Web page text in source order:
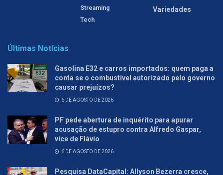
Streaming
Tech
Variedades
Últimas Notícias
Gasolina E32 e carros importados: quem paga a
conta se o combustível autorizado pelo governo
causar prejuízos?
6 DE AGOSTO DE 2026
PF pede abertura de inquérito para apurar
acusação de estupro contra Alfredo Gaspar,
vice de Flávio
6 DE AGOSTO DE 2026
Pesquisa DataCapital: Allyson Bezerra cresce,